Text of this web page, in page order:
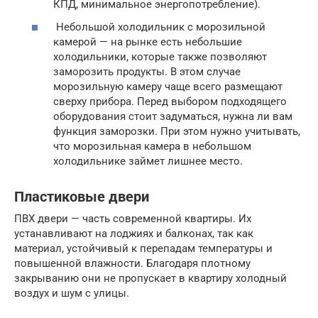
КПД, минимальное энергопотребление).
Небольшой холодильник с морозильной
камерой — на рынке есть небольшие
холодильники, которые также позволяют
заморозить продукты. В этом случае
морозильную камеру чаще всего размещают
сверху прибора. Перед выбором подходящего
оборудования стоит задуматься, нужна ли вам
функция заморозки. При этом нужно учитывать,
что морозильная камера в небольшом
холодильнике займет лишнее место.
Пластиковые двери
ПВХ двери — часть современной квартиры. Их
устанавливают на лоджиях и балконах, так как
материал, устойчивый к перепадам температуры и
повышенной влажности. Благодаря плотному
закрыванию они не пропускает в квартиру холодный
воздух и шум с улицы.